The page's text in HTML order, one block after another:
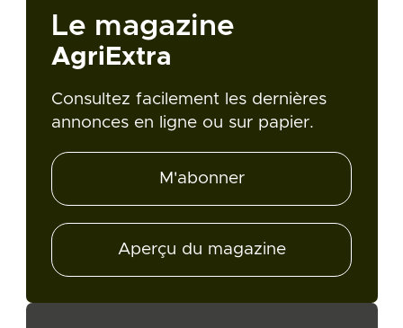
Le magazine
AgriExtra
Consultez facilement les dernières
annonces en ligne ou sur papier.
M'abonner
Aperçu du magazine